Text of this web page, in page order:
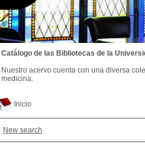
Inicio
New search
Catálogo de las Bibliotecas de la
Nuestro acervo cuenta con una diversa
medicina.